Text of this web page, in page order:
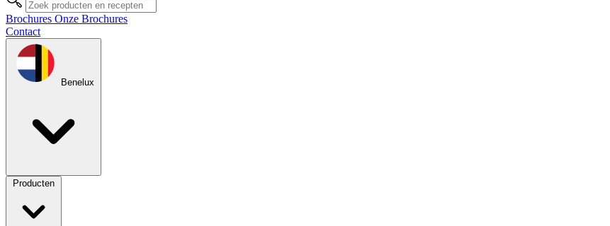
Brochures Onze Brochures
Contact
Benelux
Producten